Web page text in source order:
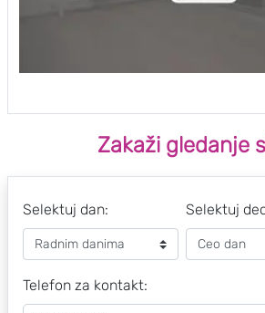
Zakaži gledanje
Selektuj dan: Selektuj
Telefon za kontakt: